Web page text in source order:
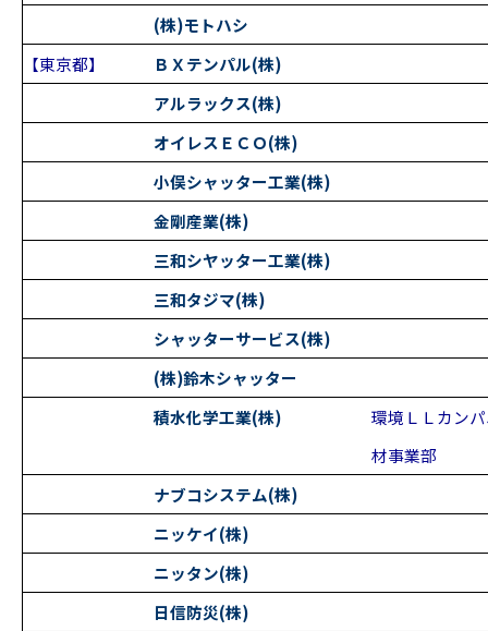
(株)モトハシ
【東京都】
ＢＸテンパル(株)
アルラックス(株)
オイレスＥＣＯ(株)
小俣シャッター工業(株)
金剛産業(株)
三和シヤッター工業(株)
三和タジマ(株)
シャッターサービス(株)
(株)鈴木シャッター
積水化学工業(株)
環境ＬＬカン
材事業部
ナブコシステム(株)
ニッケイ(株)
ニッタン(株)
日信防災(株)